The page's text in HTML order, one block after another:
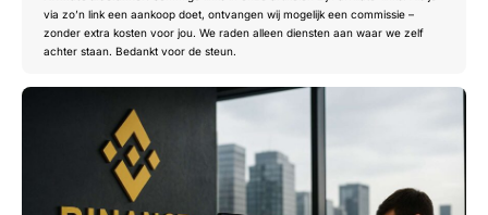
via zo’n link een aankoop doet, ontvangen wij mogelijk een commissie –
zonder extra kosten voor jou. We raden alleen diensten aan waar we zelf
achter staan. Bedankt voor de steun.